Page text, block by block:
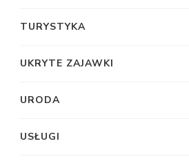
TURYSTYKA
UKRYTE ZAJAWKI
URODA
USŁUGI